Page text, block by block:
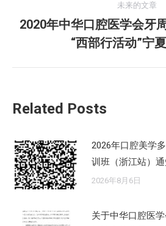
文
章：
未来的文章
未
来
的
2020年中华口腔医学会牙
“西部行活动”宁
Related Posts
2026年口腔美学
训班（浙江站）
2026年8月6日
关于中华口腔医